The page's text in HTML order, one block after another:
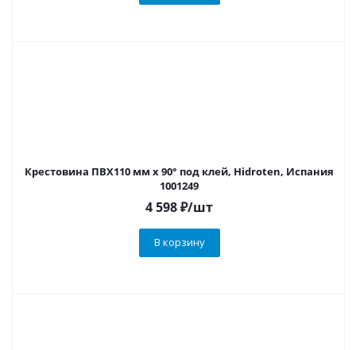
Крестовина ПВХ110 мм х 90° под клей, Hidroten, Испания
1001249
4 598₽/шт
В корзину